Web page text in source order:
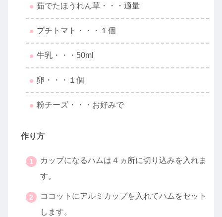
茹でたほうれん草・・・適量
プチトマト・・・１個
牛乳・・・50ml
卵・・・１個
粉チーズ・・・お好みで
作り方
カップになるハムは４ヵ所に切り込みを入れま
す。
ココットにアルミカップを入れてハムをセット
します。